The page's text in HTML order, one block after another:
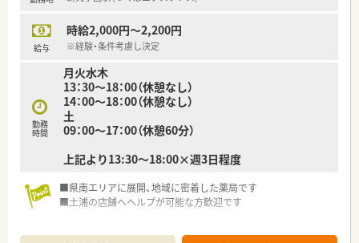
給与
時給2,000円～2,200円
※経験・条件考慮し決定
勤務
時間
月火水木
13：30～18：00（休憩なし）
14：00～18：00（休憩なし）
土
09：00～17：00（休憩60分）
上記より13:30～18:00×週3日程度
■県南エリアに展開、地域に密着した薬局です
■土浦の店舗へヘルプが可能な方歓迎です